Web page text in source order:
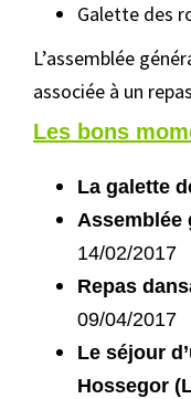
Galette des
L’assemblée
associée à un
Les bons
La galette
Assemblée
14/02/2017
Repas
09/04/2017
Le séjour
Hossegor